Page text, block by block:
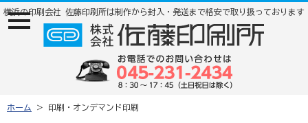
ナ
ビ
メ
横浜の印刷会社 佐藤印刷所は制作から封入・発送まで格安で取り扱っております
ホーム ＞ 印刷・オンデマンド印刷